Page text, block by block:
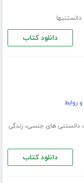
دانستنیها
دانلود کتاب
روابط
،دانستنی های جنسی، زندگی
دانلود کتاب